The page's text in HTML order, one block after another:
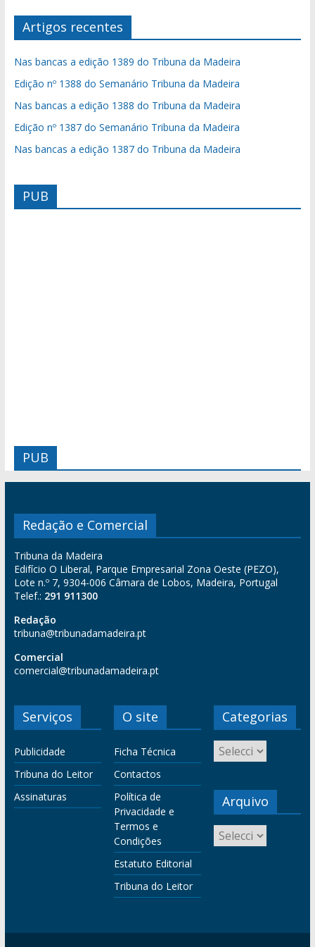
Artigos recentes
Nas bancas a edição 1389 do Tribuna da Madeira
Edição nº 1388 do Semanário Tribuna da Madeira
Nas bancas a edição 1388 do Tribuna da Madeira
Edição nº 1387 do Semanário Tribuna da Madeira
Nas bancas a edição 1387 do Tribuna da Madeira
PUB
PUB
Redação e Comercial
Tribuna da Madeira
Edifício O Liberal, Parque Empresarial Zona Oeste (PEZO),
Lote n.º 7, 9304-006 Câmara de Lobos, Madeira, Portugal
Telef.: 291 911300
Redação
tribuna@tribunadamadeira.pt
Comercial
comercial@tribunadamadeira.pt
Serviços
Publicidade
Tribuna do Leitor
Assinaturas
O site
Ficha Técnica
Contactos
Política de
Privacidade e
Termos e
Condições
Estatuto Editorial
Tribuna do Leitor
Categorias
Arquivo